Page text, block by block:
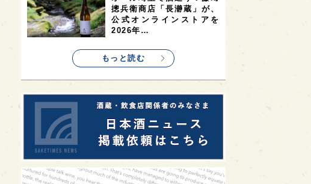
山口県 4 アメリカ 4 神奈川県 4
大分県 4 三重県 3 大阪府
スペイン 香港 福井県
SAKEの時代を生きる 2 静岡県 1 長崎県 1
全蔵めぐり 1 シンガポール 1 カナダ 1
群馬県 1 熊本県
イギリス 1 ノルウェー 1 新宿区 1
角打ちを世界の共通語に！
いまでやの新店舗
「IMADEYA KAKU-UCHI
東京都の10蔵が集結！「武
大…
Hakkaisan×MLBのリアル
体感型POP-UPショップ
「スタンドハッカイサ…
オール埼玉で酒造り！藤﨑